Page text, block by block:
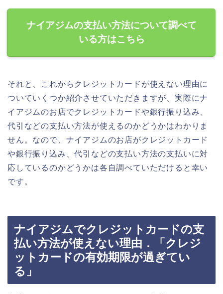
ナイアジムの支払い方法について調べて
いる方はこちら
それと、これからクレジットカードが使えない理由に
ついていくつか紹介させていただきますが、実際にナ
イアジムのお店でクレジットカードや銀行振り込み、
代引などの支払い方法が使えるのかどうかはわかりま
せん。なので、ナイアジムのお店がクレジットカード
や銀行振り込み、代引などの支払い方法の支払いに対
応しているのかどうかは各自調べていただけると幸い
です。
ナイアジムでクレジットカードの支
払い方法が使えない理由．「クレジ
ットカードの有効期限が過ぎてい
る」